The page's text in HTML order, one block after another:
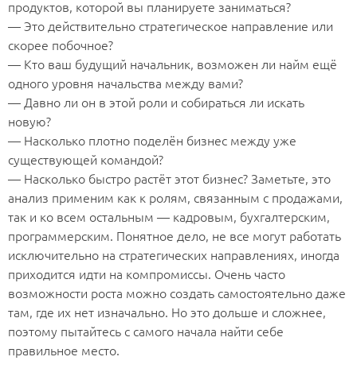
продуктов, которой вы планируете заниматься?
— Это действительно стратегическое направление или
скорее побочное?
— Кто ваш будущий начальник, возможен ли найм ещё
одного уровня начальства между вами?
— Давно ли он в этой роли и собираться ли искать
новую?
— Насколько плотно поделён бизнес между уже
существующей командой?
— Насколько быстро растёт этот бизнес? Заметьте, это
анализ применим как к ролям, связанным с продажами,
так и ко всем остальным — кадровым, бухгалтерским,
программерским. Понятное дело, не все могут работать
исключительно на стратегических направлениях, иногда
приходится идти на компромиссы. Очень часто
возможности роста можно создать самостоятельно даже
там, где их нет изначально. Но это дольше и сложнее,
поэтому пытайтесь с самого начала найти себе
правильное место.